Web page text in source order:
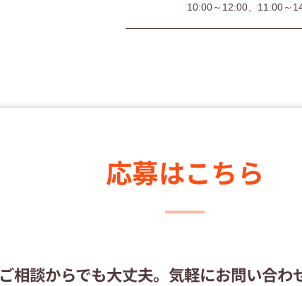
10:00～12:00、11:00～
応募はこちら
ご相談からでも大丈夫。気軽にお問い合わ